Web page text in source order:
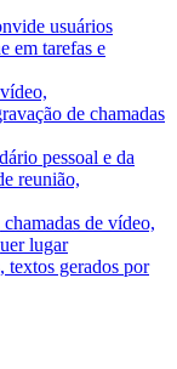
usuários
em tarefas e
de chamadas
pessoal e da
reunião,
de vídeo,
lugar
textos gerados por